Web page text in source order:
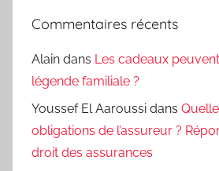
Commentaires récents
Alain dans Les cadeaux
légende familiale ?
Youssef El Aaroussi dans
obligations de l’assureur ?
droit des assurances